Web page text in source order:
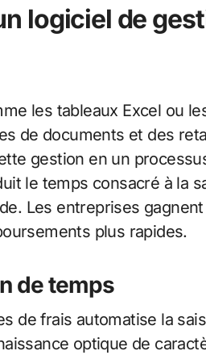
logiciel de
les tableaux Excel ou
de documents et des
gestion en un
le temps consacré à la
Les entreprises
plus rapides.
de temps
de frais automatise la
optique de